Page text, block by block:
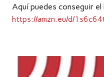
Aquí puedes conseguir el
https://amzn.eu/d/
Videospeler